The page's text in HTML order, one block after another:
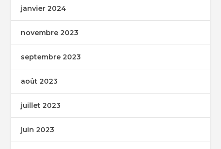
janvier 2024
novembre 2023
septembre 2023
août 2023
juillet 2023
juin 2023